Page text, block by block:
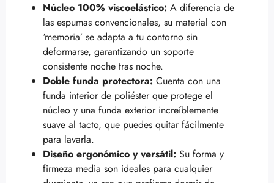
Núcleo 100% viscoelástico: A diferencia de
las espumas convencionales, su material con
‘memoria’ se adapta a tu contorno sin
deformarse, garantizando un soporte
consistente noche tras noche.
Doble funda protectora: Cuenta con una
funda interior de poliéster que protege el
núcleo y una funda exterior increíblemente
suave al tacto, que puedes quitar fácilmente
para lavarla.
Diseño ergonómico y versátil: Su forma y
firmeza media son ideales para cualquier